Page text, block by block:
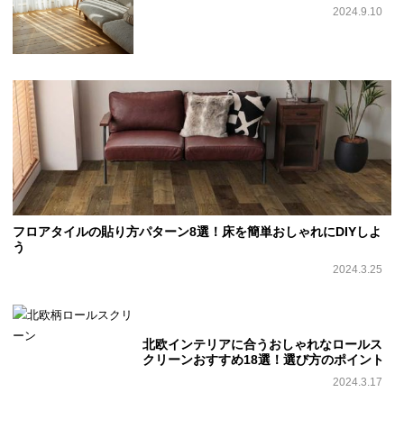
2024.9.10
フロアタイルの貼り方パターン8選！床を簡単おしゃれにDIYしよ
う
2024.3.25
北欧インテリアに合うおしゃれなロールス
クリーンおすすめ18選！選び方のポイント
2024.3.17